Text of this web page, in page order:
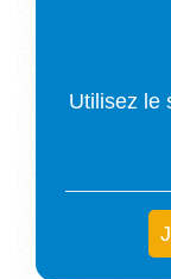
Utilisez le